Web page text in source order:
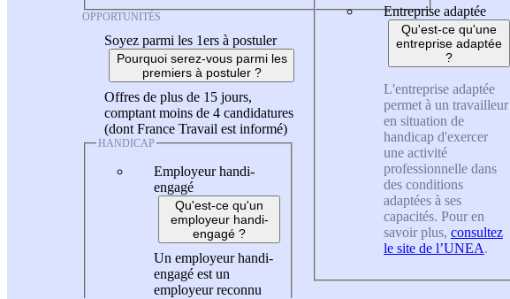
OPPORTUNITÉS
Soyez parmi les 1ers à postuler
Pourquoi serez-vous parmi les
premiers à postuler ?
Offres de plus de 15 jours,
comptant moins de 4 candidatures
(dont France Travail est informé)
HANDICAP
Employeur handi-
engagé
Qu'est-ce qu'un
employeur handi-
engagé ?
Un employeur handi-
engagé est un
employeur reconnu
Entreprise adaptée
Qu'est-ce qu'une
entreprise adaptée
?
L'entreprise adaptée
permet à un travailleur
en situation de
handicap d'exercer
une activité
professionnelle dans
des conditions
adaptées à ses
capacités. Pour en
savoir plus, consultez
le site de l’UNEA.